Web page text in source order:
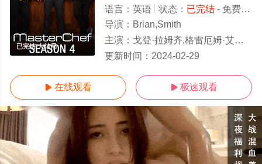
已完结/大结局
语言： 英语 状态： 已完结- 免费在线观看
导演： Brian,Smith
主演： 戈登·拉姆齐,格雷厄姆·艾略特,乔·巴斯提亚尼齐
更新时间： 2024-02-29
 在线观看  极速观看